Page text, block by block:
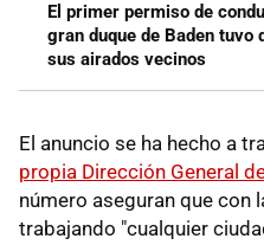
El primer permiso de
gran duque de Baden tuvo
sus airados vecinos
El anuncio se ha hecho a
propia Dirección General
número aseguran que con
trabajando "cualquier